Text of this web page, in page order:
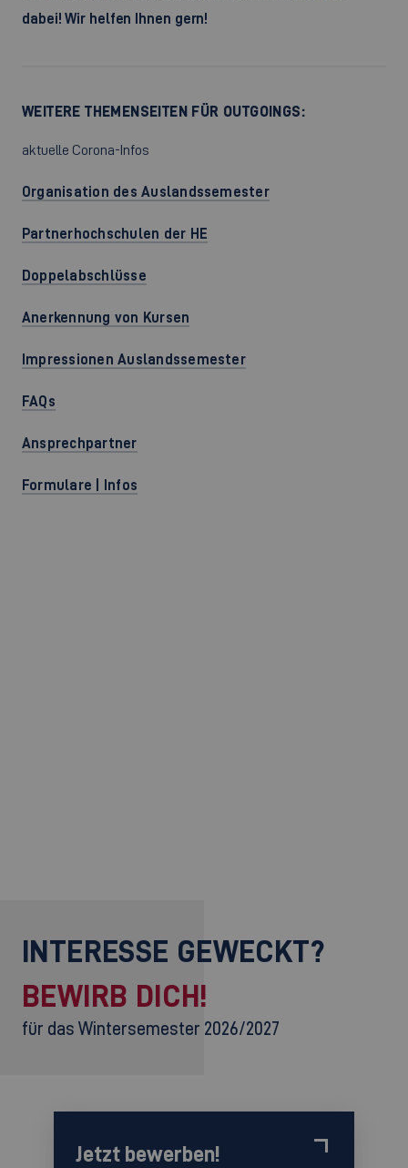
dabei! Wir helfen Ihnen gern!
WEITERE THEMENSEITEN FÜR OUTGOINGS:
aktuelle Corona-Infos
Organisation des Auslandssemester
Partnerhochschulen der HE
Doppelabschlüsse
Anerkennung von Kursen
Impressionen Auslandssemester
FAQs
Ansprechpartner
Formulare | Infos
INTERESSE GEWECKT?
BEWIRB DICH!
für das Wintersemester 2026/2027
Jetzt bewerben!